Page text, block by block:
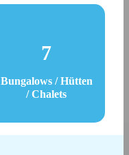
7
Bungalows / Hütten
/ Chalets